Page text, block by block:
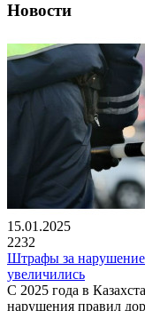
Новости
15.01.2025
2232
Штрафы за
увеличились
С 2025 года в
нарушения правил